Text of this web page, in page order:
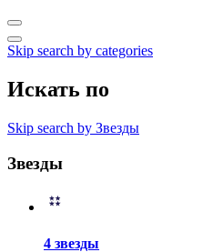
Skip search by categories
Искать по
Skip search by Звезды
Звезды
4 звезды